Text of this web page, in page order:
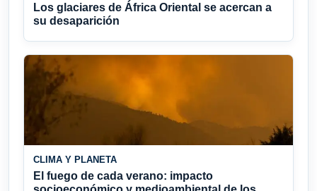
Los glaciares de África Oriental se acercan a
su desaparición
CLIMA Y PLANETA
El fuego de cada verano: impacto